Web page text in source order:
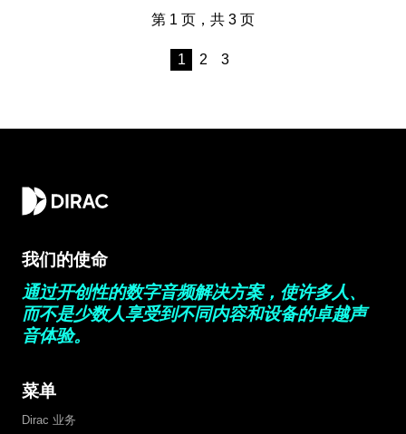
第 1 页，共 3 页
1 2 3
我们的使命
通过开创性的数字音频解决方案，使许多人、
而不是少数人享受到不同内容和设备的卓越声
音体验。
菜单
Dirac 业务